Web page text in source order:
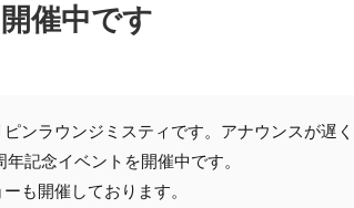
催中です
ンラウンジミスティです。アナウンスが遅く
記念イベントを開催中です。
も開催しております。